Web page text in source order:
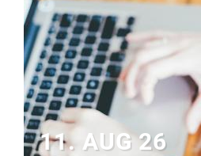
11. AUG 26